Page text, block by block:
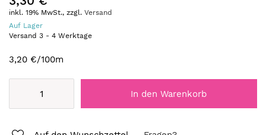
inkl. 19% MwSt., zzgl. Versand
Auf Lager
Versand 3 - 4 Werktage
3,20 €/100m
In den Warenkorb